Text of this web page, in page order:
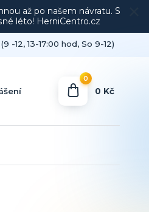
až po našem návratu. S
léto! HerniCentro.cz
-12, 13-17:00 hod, So 9-12)
0
0 Kč